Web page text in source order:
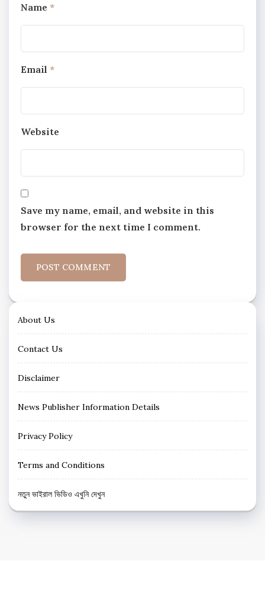
Name *
Email *
Website
Save my name, email, and website in this
browser for the next time I comment.
About Us
Contact Us
Disclaimer
News Publisher Information Details
Privacy Policy
Terms and Conditions
নতুন ভাইরাল ভিডিও এখুনি দেখুন